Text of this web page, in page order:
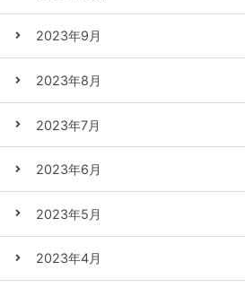
2023年9月
2023年8月
2023年7月
2023年6月
2023年5月
2023年4月